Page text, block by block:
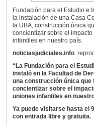
Fundación para el Estudio e
la instalación de una Casa
la UBA, construcción única
concientizar sobre el
infantiles en nuestro país.
noticiasjudiciales.info
“La Fundación para el
instaló en la Facultad de
una construcción única
concientizar sobre el
uniones infantiles en
Ya puede visitarse hasta el
con entrada libre y gratuita.